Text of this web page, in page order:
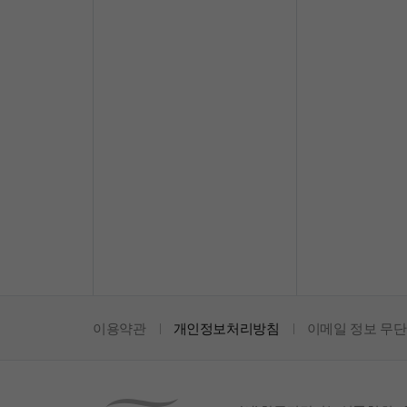
이용약관 개인정보처리방침 이메일 정보 무